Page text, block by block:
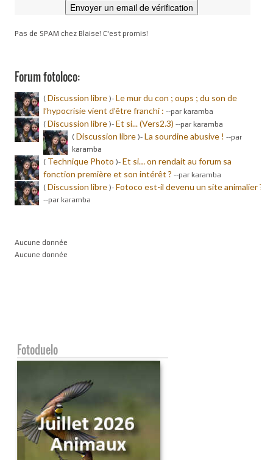
Pas de SPAM chez Blaise! C'est promis!
Forum fotoloco:
( Discussion libre )- Le mur du con ; oups ; du son de
l’hypocrisie vient d’être franchi : --par karamba
( Discussion libre )- Et si... (Vers2.3) --par karamba
( Discussion libre )- La sourdine abusive ! --par
karamba
( Technique Photo )- Et si… on rendait au forum sa
fonction première et son intérêt ? --par karamba
( Discussion libre )- Fotoco est-il devenu un site animalier ?
--par karamba
Aucune donnée
Aucune donnée
Fotoduelo